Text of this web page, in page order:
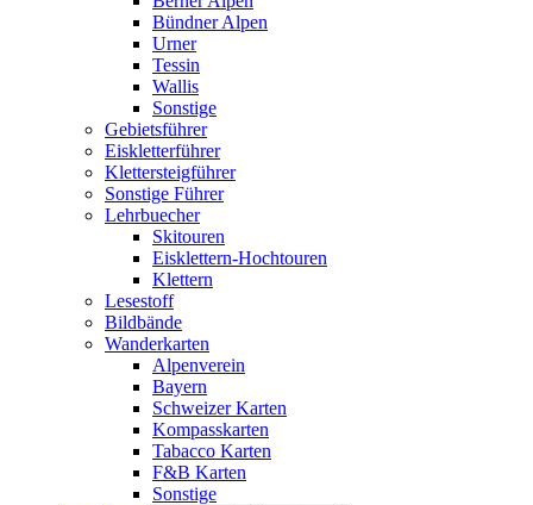
Bündner Alpen
Urner
Tessin
Wallis
Sonstige
Gebietsführer
Eiskletterführer
Klettersteigführer
Sonstige Führer
Lehrbuecher
Skitouren
Eisklettern-Hochtouren
Klettern
Lesestoff
Bildbände
Wanderkarten
Alpenverein
Bayern
Schweizer Karten
Kompasskarten
Tabacco Karten
F&B Karten
Sonstige